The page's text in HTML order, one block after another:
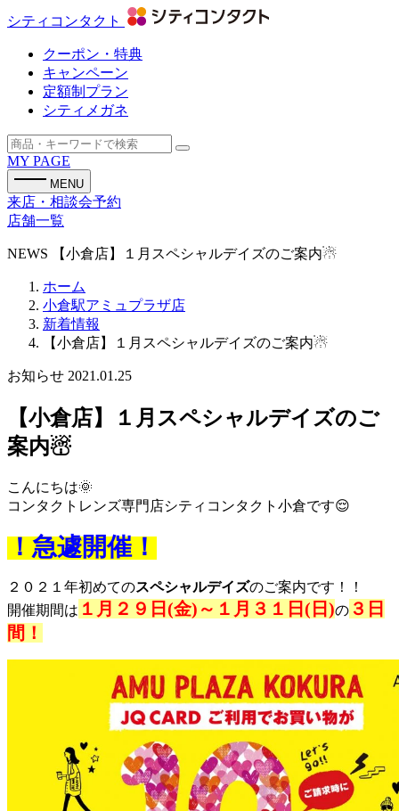
シティコンタクト
クーポン・特典
キャンペーン
定額制プラン
シティメガネ
MY PAGE
MENU
来店・相談会予約
店舗一覧
NEWS 【小倉店】１月スペシャルデイズのご案内☃
ホーム
小倉駅アミュプラザ店
新着情報
【小倉店】１月スペシャルデイズのご案内☃
お知らせ 2021.01.25
【小倉店】１月スペシャルデイズのご
案内☃
こんにちは🌞
コンタクトレンズ専門店シティコンタクト小倉です😌
！急遽開催！
２０２１年初めてのスペシャルデイズのご案内です！！
開催期間は １月２９日(金)～１月３１日(日)の ３日
間！